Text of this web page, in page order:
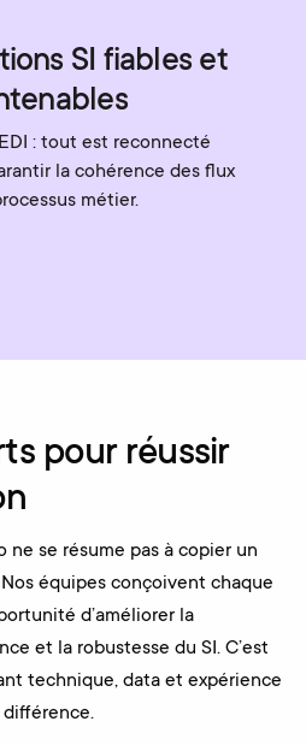
SI fiables et
: tout est reconnecté
la cohérence des flux
métier.
pour réussir
ne se résume pas à copier un
équipes conçoivent chaque
d’améliorer la
et la robustesse du SI. C’est
technique, data et expérience